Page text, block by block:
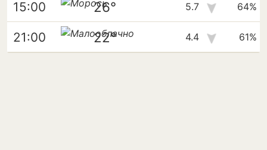
15:00 26° 5.7 64%
21:00 22° 4.4 61%